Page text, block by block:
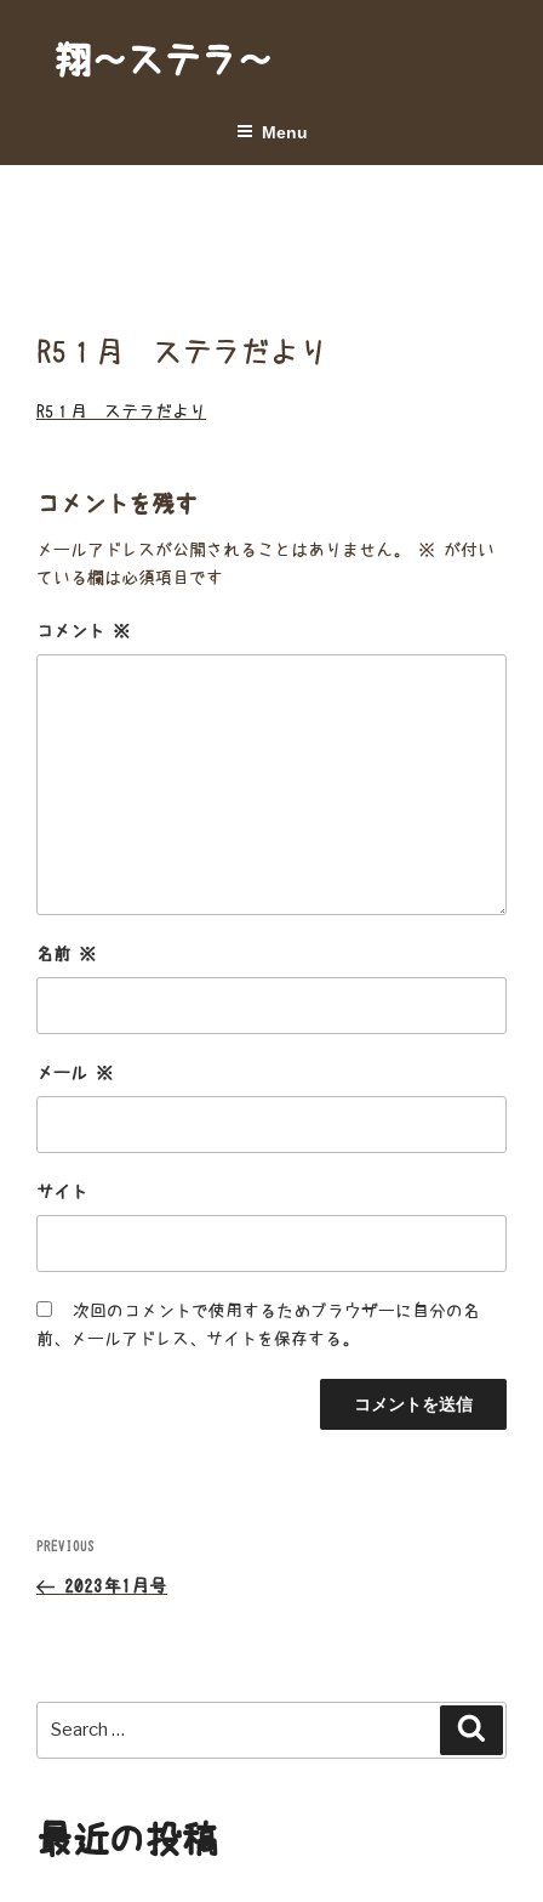
content翔～ステラ～
Menu
R5１月 ステラだより
R5１月 ステラだより
コメントを残す
メールアドレスが公開されることはありません。 ※ が付い
ている欄は必須項目です
コメント ※
名前 ※
メール ※
サイト
次回のコメントで使用するためブラウザーに自分の名
前、メールアドレス、サイトを保存する。
投
稿
ビ
ゲ
シ
Previous
Post
PREVIOUS
2023年1月号
最近の投稿